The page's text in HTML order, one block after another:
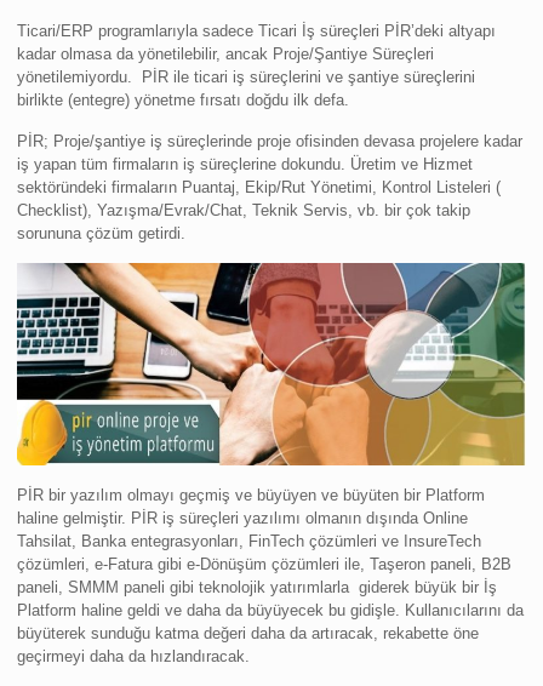
Ticari/ERP programlarıyla sadece Ticari İş süreçleri PİR’deki altyapı
kadar olmasa da yönetilebilir, ancak Proje/Şantiye Süreçleri
yönetilemiyordu. PİR ile ticari iş süreçlerini ve şantiye süreçlerini
birlikte (entegre) yönetme fırsatı doğdu ilk defa.
PİR; Proje/şantiye iş süreçlerinde proje ofisinden devasa projelere kadar
iş yapan tüm firmaların iş süreçlerine dokundu. Üretim ve Hizmet
sektöründeki firmaların Puantaj, Ekip/Rut Yönetimi, Kontrol Listeleri (
Checklist), Yazışma/Evrak/Chat, Teknik Servis, vb. bir çok takip
sorununa çözüm getirdi.
PİR bir yazılım olmayı geçmiş ve büyüyen ve büyüten bir Platform
haline gelmiştir. PİR iş süreçleri yazılımı olmanın dışında Online
Tahsilat, Banka entegrasyonları, FinTech çözümleri ve InsureTech
çözümleri, e-Fatura gibi e-Dönüşüm çözümleri ile, Taşeron paneli, B2B
paneli, SMMM paneli gibi teknolojik yatırımlarla giderek büyük bir İş
Platform haline geldi ve daha da büyüyecek bu gidişle. Kullanıcılarını da
büyüterek sunduğu katma değeri daha da artıracak, rekabette öne
geçirmeyi daha da hızlandıracak.